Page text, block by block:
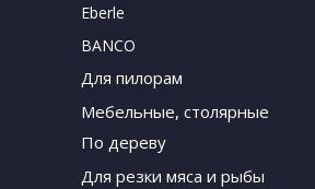
Eberle
BANCO
Для пилорам
Мебельные, столярные
По дереву
Для резки мяса и рыбы